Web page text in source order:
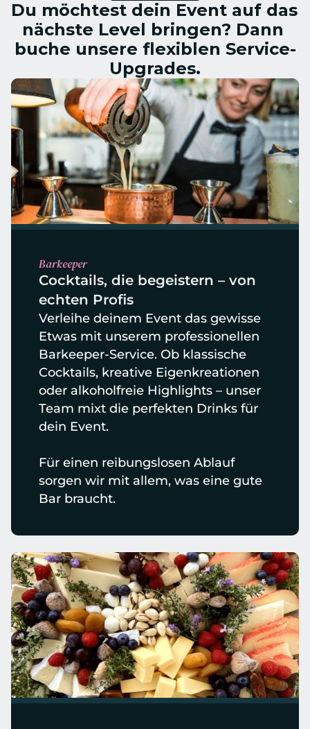
Du möchtest dein Event auf das
nächste Level bringen? Dann
buche unsere flexiblen Service-
Upgrades.
Barkeeper
Cocktails, die begeistern – von
echten Profis
Verleihe deinem Event das gewisse
Etwas mit unserem professionellen
Barkeeper-Service. Ob klassische
Cocktails, kreative Eigenkreationen
oder alkoholfreie Highlights – unser
Team mixt die perfekten Drinks für
dein Event.
Für einen reibungslosen Ablauf
sorgen wir mit allem, was eine gute
Bar braucht.